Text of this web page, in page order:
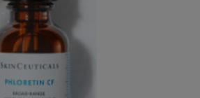
SETS
Onze